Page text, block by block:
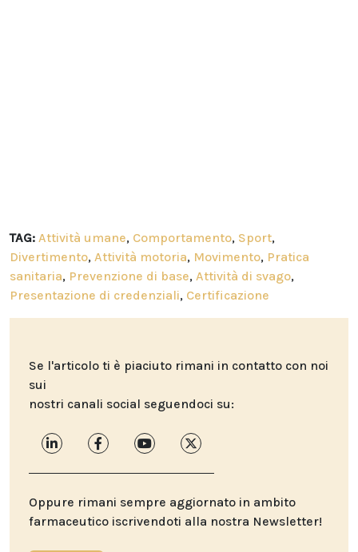
TAG: Attività umane, Comportamento, Sport,
Divertimento, Attività motoria, Movimento, Pratica
sanitaria, Prevenzione di base, Attività di svago,
Presentazione di credenziali, Certificazione
Se l'articolo ti è piaciuto rimani in contatto con noi
sui
nostri canali social seguendoci su:
Oppure rimani sempre aggiornato in ambito
farmaceutico iscrivendoti alla nostra Newsletter!